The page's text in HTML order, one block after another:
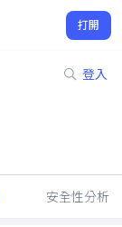
打開
登入
安全性分析